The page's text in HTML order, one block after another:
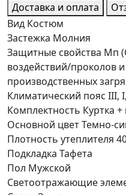
Доставка и оплата
Вид Костюм
Застежка Молния
Защитные свойства Мп
воздействий/проколов
производственных
Климатический пояс III,
Комплектность Куртка
Основной цветТемно-
Плотность утеплителя
Подкладка Тафета
Пол Мужской
Светоотражающие